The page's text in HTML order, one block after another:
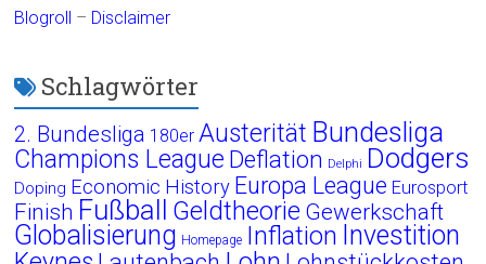
Blogroll – Disclaimer
Schlagwörter
2. Bundesliga 180er Austerität Bundesliga
Champions League Deflation Delphi Dodgers
Doping Economic History Europa League Eurosport
Finish Fußball Geldtheorie Gewerkschaft
Globalisierung Homepage Inflation Investition